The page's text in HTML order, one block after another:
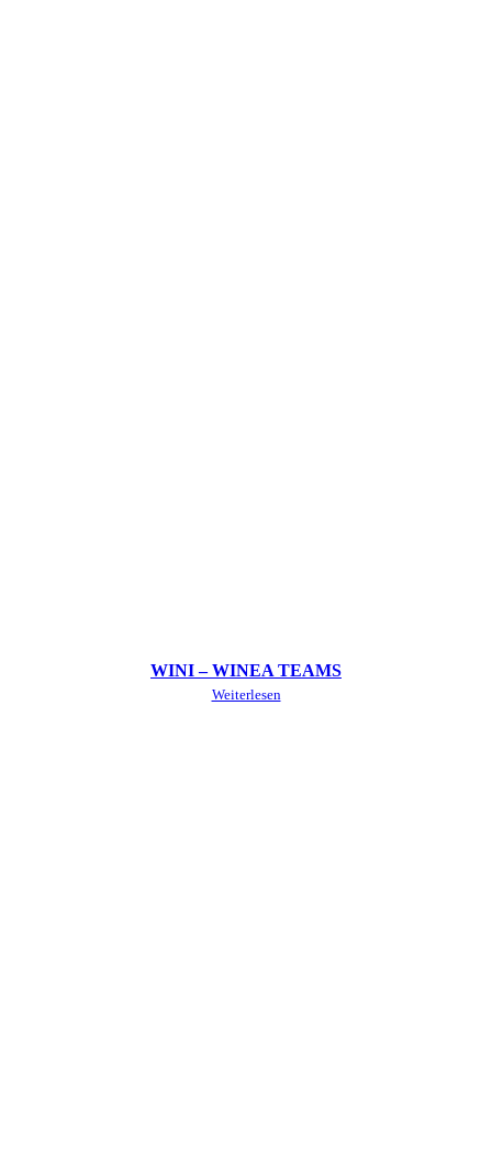
WINI – WINEA TEAMS
Weiterlesen